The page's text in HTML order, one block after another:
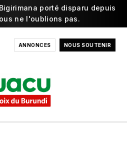
porté disparu depuis
ne l'oublions pas.
ANNONCES NOUS SOUTENIR